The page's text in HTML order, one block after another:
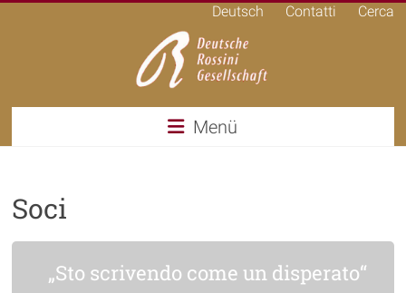
Deutsch Contatti Cerca
Italiano Menü
Soci
„Sto scrivendo come un disperato“